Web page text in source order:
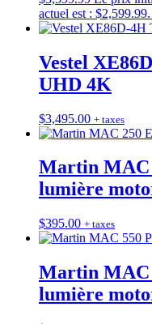
actuel est : $2,599.99.
Vestel
UHD 4K
$3,495.00 + taxes
Martin MAC
lumière
$395.00 + taxes
Martin MAC
lumière